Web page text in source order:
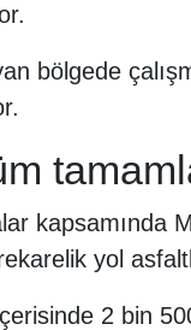
bölgede
kapsamında
yol
2 bin